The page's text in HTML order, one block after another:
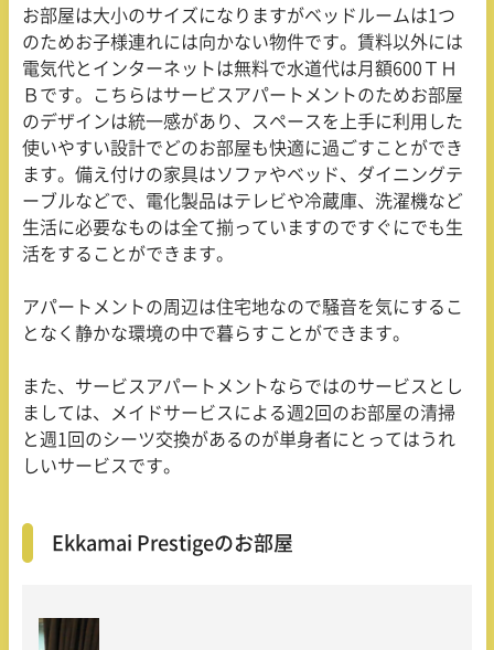
お部屋は大小のサイズになりますがベッドルームは1つ
のためお子様連れには向かない物件です。賃料以外には
電気代とインターネットは無料で水道代は月額600ＴＨ
Ｂです。こちらはサービスアパートメントのためお部屋
のデザインは統一感があり、スペースを上手に利用した
使いやすい設計でどのお部屋も快適に過ごすことができ
ます。備え付けの家具はソファやベッド、ダイニングテ
ーブルなどで、電化製品はテレビや冷蔵庫、洗濯機など
生活に必要なものは全て揃っていますのですぐにでも生
活をすることができます。
アパートメントの周辺は住宅地なので騒音を気にするこ
となく静かな環境の中で暮らすことができます。
また、サービスアパートメントならではのサービスとし
ましては、メイドサービスによる週2回のお部屋の清掃
と週1回のシーツ交換があるのが単身者にとってはうれ
しいサービスです。
Ekkamai Prestigeのお部屋